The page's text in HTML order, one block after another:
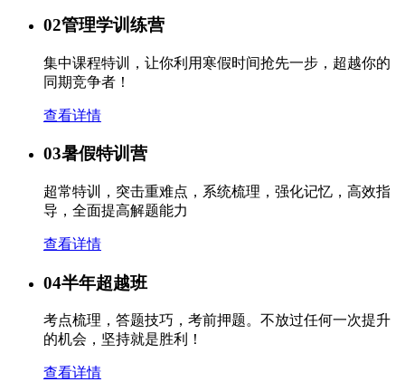
02管理学训练营
集中课程特训，让你利用寒假时间抢先一步，超越你的
同期竞争者！
查看详情
03暑假特训营
超常特训，突击重难点，系统梳理，强化记忆，高效指
导，全面提高解题能力
查看详情
04半年超越班
考点梳理，答题技巧，考前押题。不放过任何一次提升
的机会，坚持就是胜利！
查看详情